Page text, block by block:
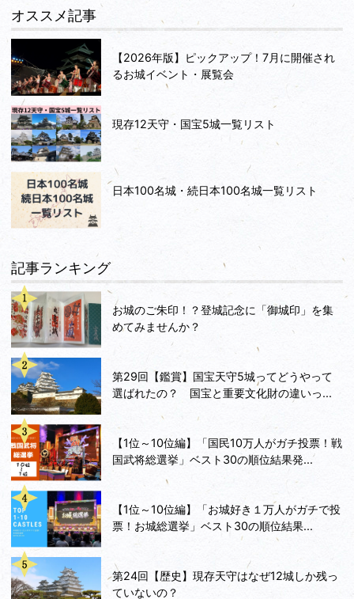
オススメ記事
【2026年版】ピックアップ！7月に開催され
るお城イベント・展覧会
現存12天守・国宝5城一覧リスト
日本100名城・続日本100名城一覧リスト
記事ランキング
お城のご朱印！？登城記念に「御城印」を集
めてみませんか？
第29回【鑑賞】国宝天守5城ってどうやって
選ばれたの？ 国宝と重要文化財の違いっ...
【1位～10位編】「国民10万人がガチ投票！戦
国武将総選挙」ベスト30の順位結果発...
【1位～10位編】「お城好き１万人がガチで投
票！お城総選挙」ベスト30の順位結果...
第24回【歴史】現存天守はなぜ12城しか残っ
ていないの？